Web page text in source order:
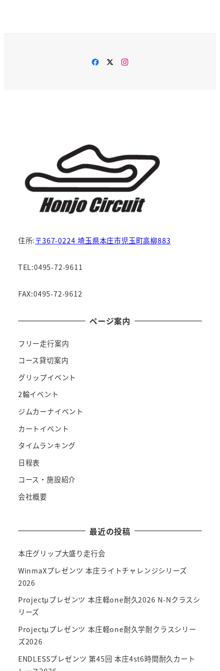
Facebook
TwitterInstagram
住所: 〒367-0224 埼玉県本庄市児玉町高柳883
TEL:0495-72-9611
FAX:0495-72-9612
ページ案内
フリー走行案内
コース貸切案内
グリップイベント
2輪イベント
ジムカーナイベント
カートイベント
タイムランキング
日程表
コース・施設紹介
会社概要
最近の投稿
本庄グリップ大盛り走行会
WinmaXプレゼンツ 本庄ライトチャレンジシリーズ
2026
Projectμプレゼンツ 本庄軽one耐久2026 N-Nクラスシ
リーズ
Projectμプレゼンツ 本庄軽one耐久学耐クラスシリー
ズ2026
ENDLESSプレゼンツ 第45回 本庄4st6時間耐久カート